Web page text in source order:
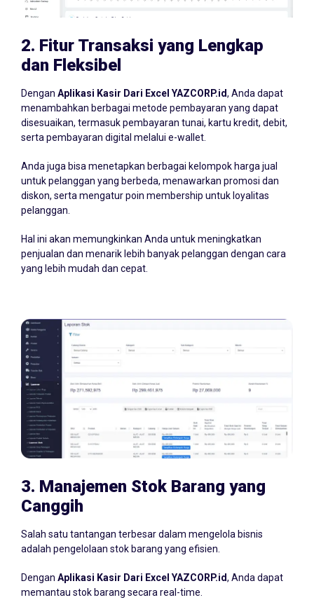
2. Fitur Transaksi yang Lengkap
dan Fleksibel
Dengan Aplikasi Kasir Dari Excel YAZCORP.id, Anda dapat
menambahkan berbagai metode pembayaran yang dapat
disesuaikan, termasuk pembayaran tunai, kartu kredit, debit,
serta pembayaran digital melalui e-wallet.
Anda juga bisa menetapkan berbagai kelompok harga jual
untuk pelanggan yang berbeda, menawarkan promosi dan
diskon, serta mengatur poin membership untuk loyalitas
pelanggan.
Hal ini akan memungkinkan Anda untuk meningkatkan
penjualan dan menarik lebih banyak pelanggan dengan cara
yang lebih mudah dan cepat.
3. Manajemen Stok Barang yang
Canggih
Salah satu tantangan terbesar dalam mengelola bisnis
adalah pengelolaan stok barang yang efisien.
Dengan Aplikasi Kasir Dari Excel YAZCORP.id, Anda dapat
memantau stok barang secara real-time.